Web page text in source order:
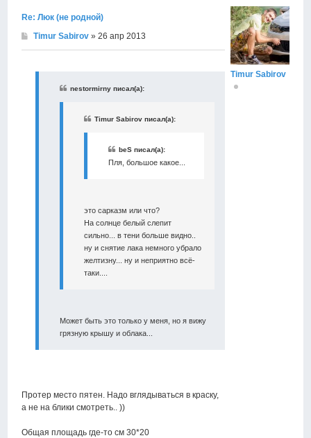
Re: Люк (не родной)
Timur Sabirov » 26 апр 2013
nestormirny писал(а):
Timur Sabirov писал(а):
beS писал(а):
Пля, большое какое...
это сарказм или что?
На солнце белый слепит
сильно... в тени больше видно..
ну и снятие лака немного убрало
желтизну... ну и неприятно всё-
таки....
Может быть это только у меня, но я вижу
грязную крышу и облака...
Протер место пятен. Надо вглядываться в краску,
а не на блики смотреть.. ))
Общая площадь где-то см 30*20
Timur Sabirov